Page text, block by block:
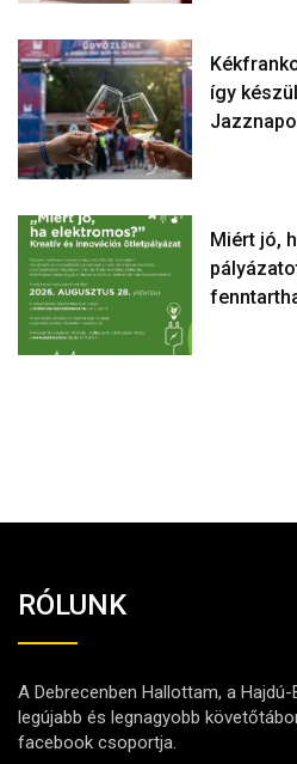
így
Miért jó,
RÓLUNK
A Debrecenben Hallottam, a
legújabb és legnagyobb
facebook csoportja.